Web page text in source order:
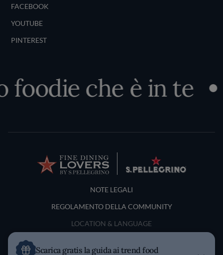
FACEBOOK
YOUTUBE
PINTEREST
che è in te
Terms and Conditions
NOTE LEGALI
REGOLAMENTO DELLA COMMUNITY
LOCATION & LANGUAGE
Scarica gratis la guida ai trend food